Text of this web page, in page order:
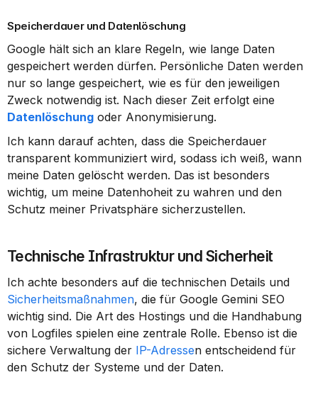
Speicherdauer und Datenlöschung
Google hält sich an klare Regeln, wie lange Daten
gespeichert werden dürfen. Persönliche Daten werden
nur so lange gespeichert, wie es für den jeweiligen
Datenlöschung oder Anonymisierung.
Ich kann darauf achten, dass die Speicherdauer
transparent kommuniziert wird, sodass ich weiß, wann
meine Daten gelöscht werden. Das ist besonders
wichtig, um meine Datenhoheit zu wahren und den
Schutz meiner Privatsphäre sicherzustellen.
Technische Infrastruktur und Sicherheit
Sicherheitsmaßnahmen, die für Google Gemini SEO
wichtig sind. Die Art des Hostings und die Handhabung
von Logfiles spielen eine zentrale Rolle. Ebenso ist die
sichere Verwaltung der IP-Adressen entscheidend für
den Schutz der Systeme und der Daten.